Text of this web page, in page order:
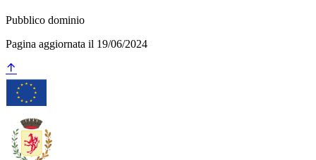
Pubblico dominio
Pagina aggiornata il 19/06/2024